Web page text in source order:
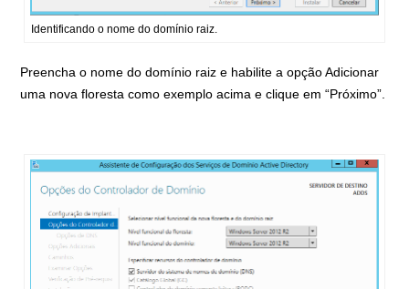
Identificando o nome do domínio raiz.
Preencha o nome do domínio raiz e habilite a opção Adicionar
uma nova floresta como exemplo acima e clique em “Próximo”.